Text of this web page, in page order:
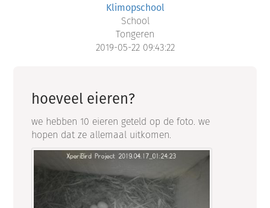
Klimopschool
School
Tongeren
2019-05-22 09:43:22
hoeveel eieren?
we hebben 10 eieren geteld op de foto. we
hopen dat ze allemaal uitkomen.